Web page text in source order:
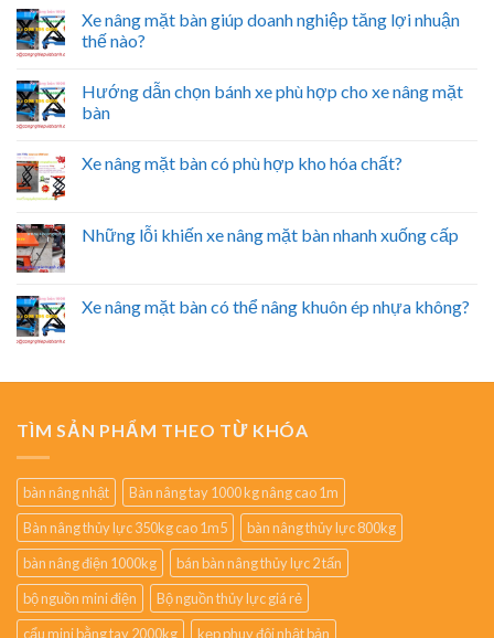
Xe nâng mặt bàn giúp doanh nghiệp tăng lợi nhuận
thế nào?
Hướng dẫn chọn bánh xe phù hợp cho xe nâng mặt
bàn
Xe nâng mặt bàn có phù hợp kho hóa chất?
Những lỗi khiến xe nâng mặt bàn nhanh xuống cấp
Xe nâng mặt bàn có thể nâng khuôn ép nhựa không?
TÌM SẢN PHẨM THEO TỪ KHÓA
bàn nâng nhật
Bàn nâng tay 1000 kg nâng cao 1m
Bàn nâng thủy lực 350kg cao 1m5
bàn nâng thủy lực 800kg
bàn nâng điện 1000kg
bán bàn nâng thủy lực 2 tấn
bộ nguồn mini điện
Bộ nguồn thủy lực giá rẻ
cẩu mini bằng tay 2000kg
kẹp phuy đôi nhật bản